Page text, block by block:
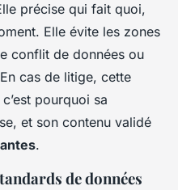
précise qui fait quoi,
Elle évite les zones
conflit de données ou
cas de litige, cette
pourquoi sa
et son contenu validé
.
de données